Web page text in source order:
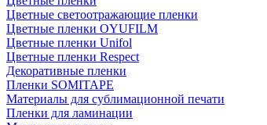
Цветные светоотражающие пленки
Цветные пленки OYUFILM
Цветные пленки Unifol
Цветные пленки Respect
Декоративные пленки
Пленки SOMITAPE
Материалы для сублимационной печати
Пленки для ламинации